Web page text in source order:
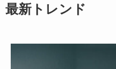
最新トレンド